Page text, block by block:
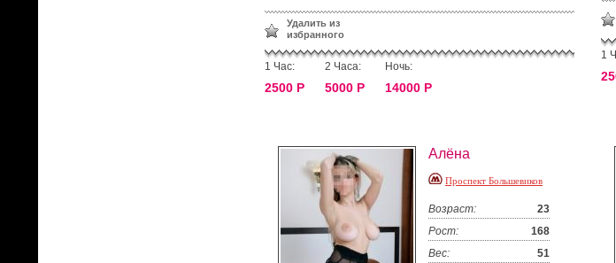
Удалить из
избранного
1 Час:
2500 Р
2 Часа:
5000 Р
Ночь:
14000 Р
1
Алёна
Проспект Большевиков
Возраст:
23
Рост:
168
Вес:
51